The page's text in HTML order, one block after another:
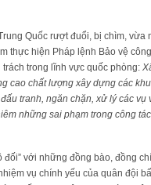
Quốc rượt đuổi, bị chìm, vừa
thực hiện Pháp lệnh Bảo vệ
trong lĩnh vực quốc phòng:
cao chất lượng xây dựng các
tranh, ngăn chặn, xử lý các vụ
những sai phạm trong công
với những đồng bào, đồng
vụ chính yếu của quân đội